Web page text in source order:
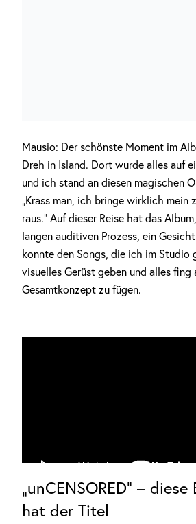
Mausio: Der schönste Moment im
Dreh in Island. Dort wurde alles auf
und ich stand an diesen magischen
„Krass man, ich bringe wirklich mein
raus.“ Auf dieser Reise hat das
langen auditiven Prozess, ein
konnte den Songs, die ich im Studio
visuelles Gerüst geben und alles fing
Gesamtkonzept zu fügen.
„unCENSORED“ –
hat der Titel